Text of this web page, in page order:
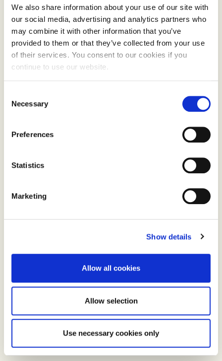
We also share information about your use of our site with
our social media, advertising and analytics partners who
may combine it with other information that you’ve
provided to them or that they’ve collected from your use
of their services. You consent to our cookies if you
continue to use our website.
Selection
Necessary
Preferences
Statistics
Marketing
Show details
Allow all cookies
Allow selection
Use necessary cookies only
være glad i å møte mennesker.
Arbeidstiden er fleksibel og styres i stor grad av
den enkelte, men du må være villig til å
gjennomføre ukesreiser med overnatting. Øvrig
arbeidstid vil være kontortid med planlegging,
Gjennom året er det flere ulike arenaer og
møteplasser hvor vi i Debio møtes for å bygge
kunnskap, gode relasjoner og fellesskap.
Egenskaper:
har gode samarbeidsevner
har god analytisk forståelse
har evne til å vise integritet
jobber godt med dataverktøy og nye systemer
Utdanning og erfaring:
3- årig høyskoleutdanning innen